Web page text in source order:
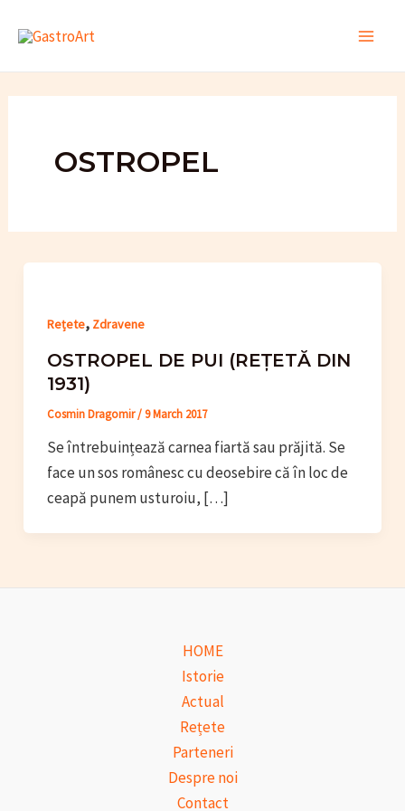
OSTROPEL
Rețete, Zdravene
OSTROPEL DE PUI (REȚETĂ DIN
1931)
Cosmin Dragomir/9 March 2017
Se întrebuințează carnea fiartă sau prăjită. Se
face un sos românesc cu deosebire că în loc de
ceapă punem usturoiu, […]
HOME
Istorie
Actual
Rețete
Parteneri
Despre noi
Contact